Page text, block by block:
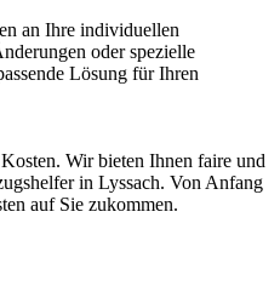
an Ihre individuellen
oder spezielle
Lösung für Ihren
Wir bieten Ihnen faire und
in Lyssach. Von Anfang
auf Sie zukommen.